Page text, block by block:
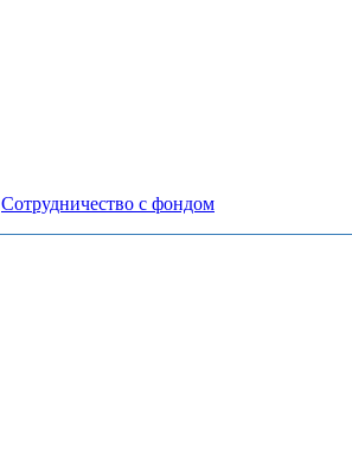
Сотрудничество с фондом